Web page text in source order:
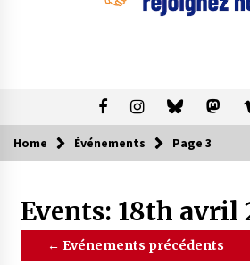
Home Événements Page 3
Events: 18th avril
← Evénements précédents